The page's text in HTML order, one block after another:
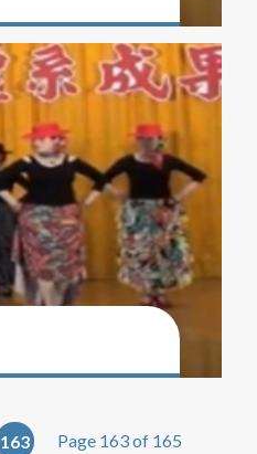
Page 163 of 165
163